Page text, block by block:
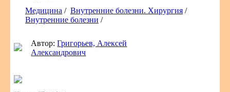
Медицина / Внутренние болезни. Хирургия /
Внутренние болезни /
Автор:Григорьев, Алексей
Александрович